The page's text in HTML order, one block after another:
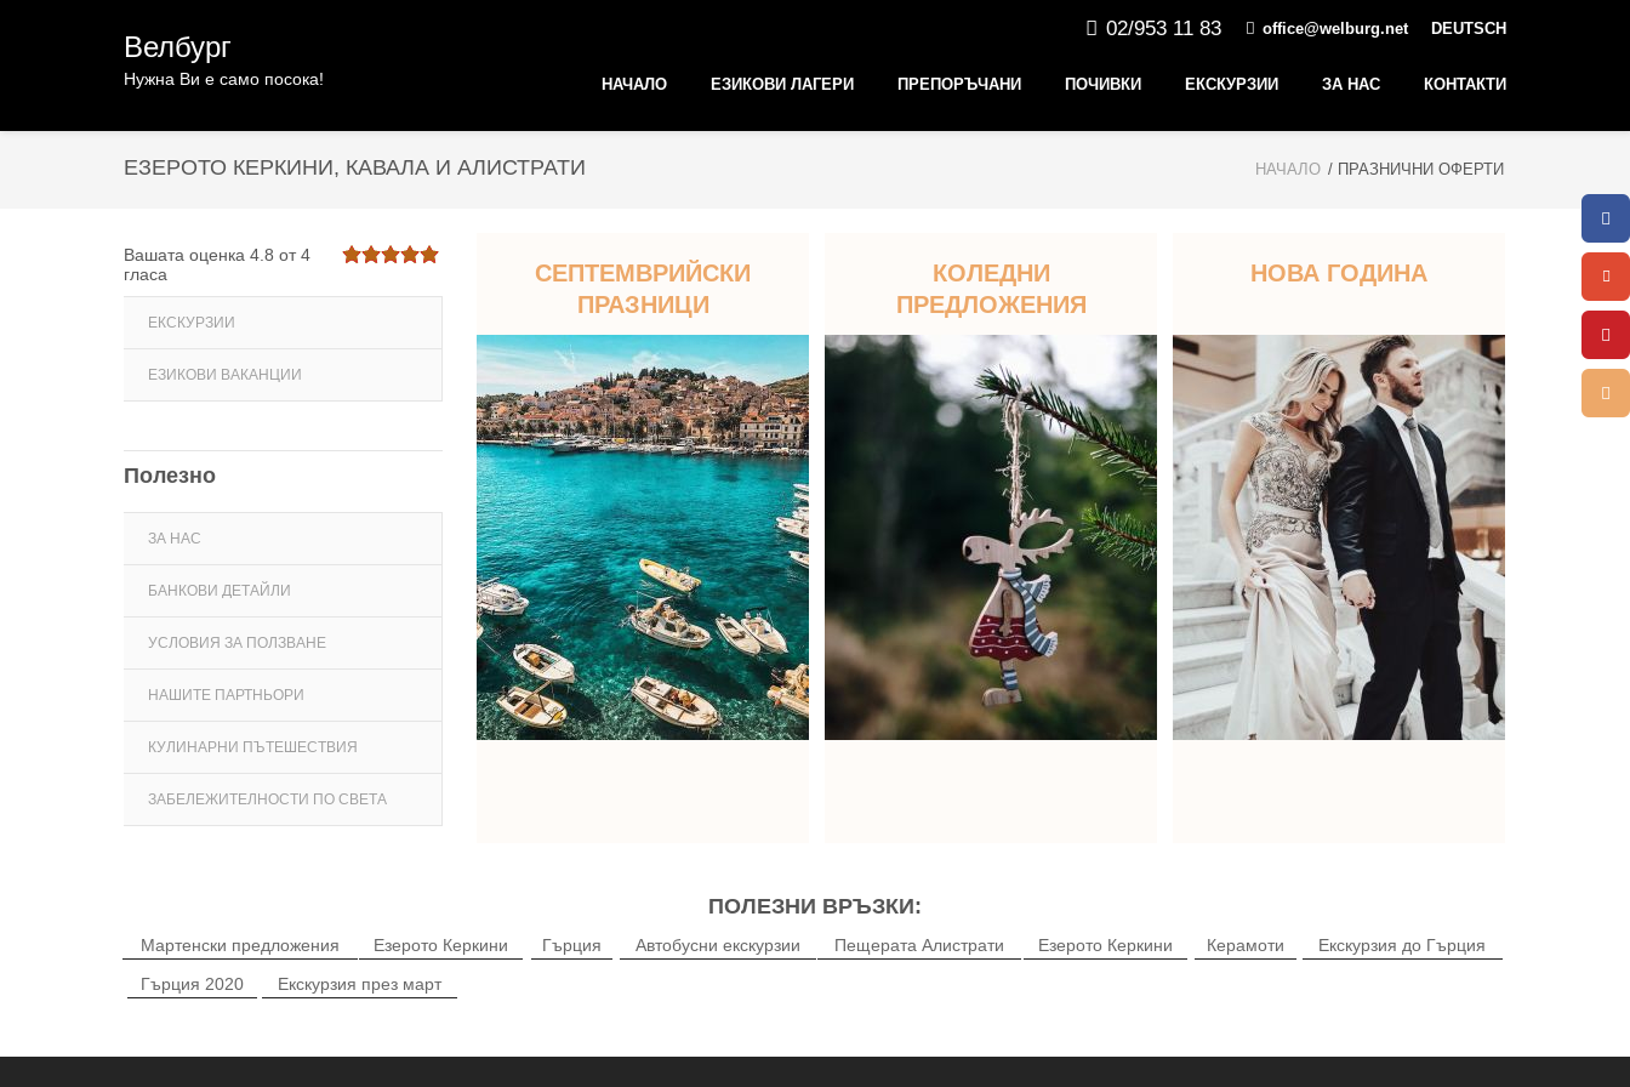
02/953 11 83 office@welburg.net DEUTSCH
Велбург
Нужна Ви е само посока! НАЧАЛО ЕЗИКОВИ ЛАГЕРИ ПРЕПОРЪЧАНИ ПОЧИВКИ ЕКСКУРЗИИ ЗА НАС КОНТАКТИ
ЕЗЕРОТО КЕРКИНИ, КАВАЛА И АЛИСТРАТИ НАЧАЛО / ПРАЗНИЧНИ ОФЕРТИ
Вашата оценка 4.8 от4
гласа
ЕКСКУРЗИИ
ЕЗИКОВИ ВАКАНЦИИ
Полезно
ЗА НАС
БАНКОВИ ДЕТАЙЛИ
УСЛОВИЯ ЗА ПОЛЗВАНЕ
НАШИТЕ ПАРТНЬОРИ
КУЛИНАРНИ ПЪТЕШЕСТВИЯ
ЗАБЕЛЕЖИТЕЛНОСТИ ПО СВЕТА
СЕПТЕМВРИЙСКИ
ПРАЗНИЦИ
КОЛЕДНИ
ПРЕДЛОЖЕНИЯ
НОВА ГОДИНА
ПОЛЕЗНИ ВРЪЗКИ:
Мартенски предложения Езерото Керкини Гърция Автобусни екскурзии Пещерата Алистрати Езерото Керкини Керамоти
Екскурзия до Гърция
Гърция 2020
Екскурзия през март